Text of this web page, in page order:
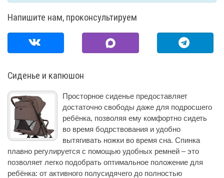
Напишите нам, проконсультируем
Сиденье и капюшон
Просторное сиденье предоставляет
достаточно свободы даже для подросшего
ребёнка, позволяя ему комфортно сидеть
во время бодрствования и удобно
вытягивать ножки во время сна. Спинка
плавно регулируется с помощью удобных ремней – это
позволяет легко подобрать оптимальное положение для
ребёнка: от активного полусидячего до полностью